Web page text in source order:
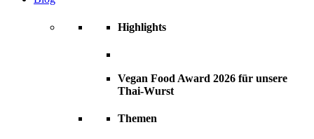
Highlights
Vegan Food Award 2026 für unsere
Thai-Wurst
Themen